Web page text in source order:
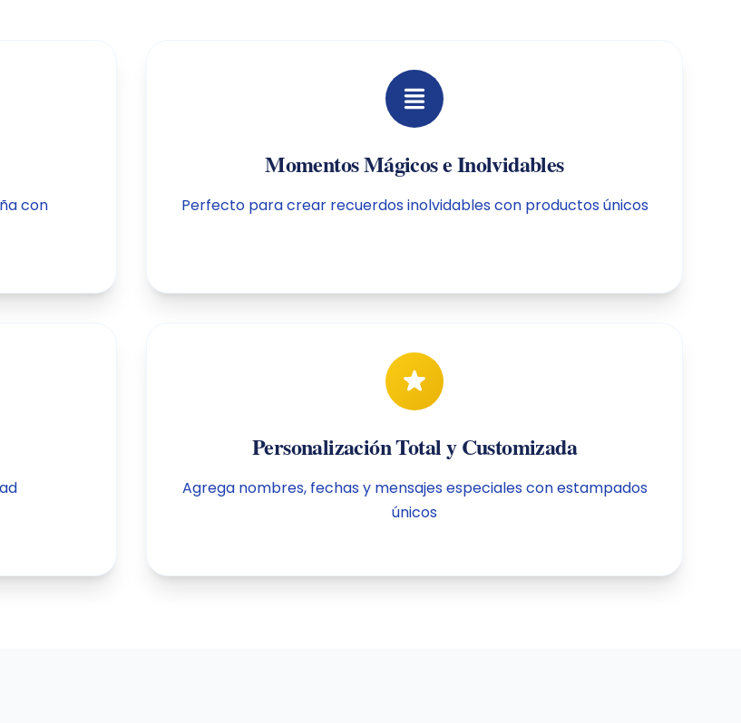
con
Momentos Mágicos e Inolvidables
Perfecto para crear recuerdos inolvidables con productos únicos
Personalización Total y Customizada
Agrega nombres, fechas y mensajes especiales con estampados
únicos